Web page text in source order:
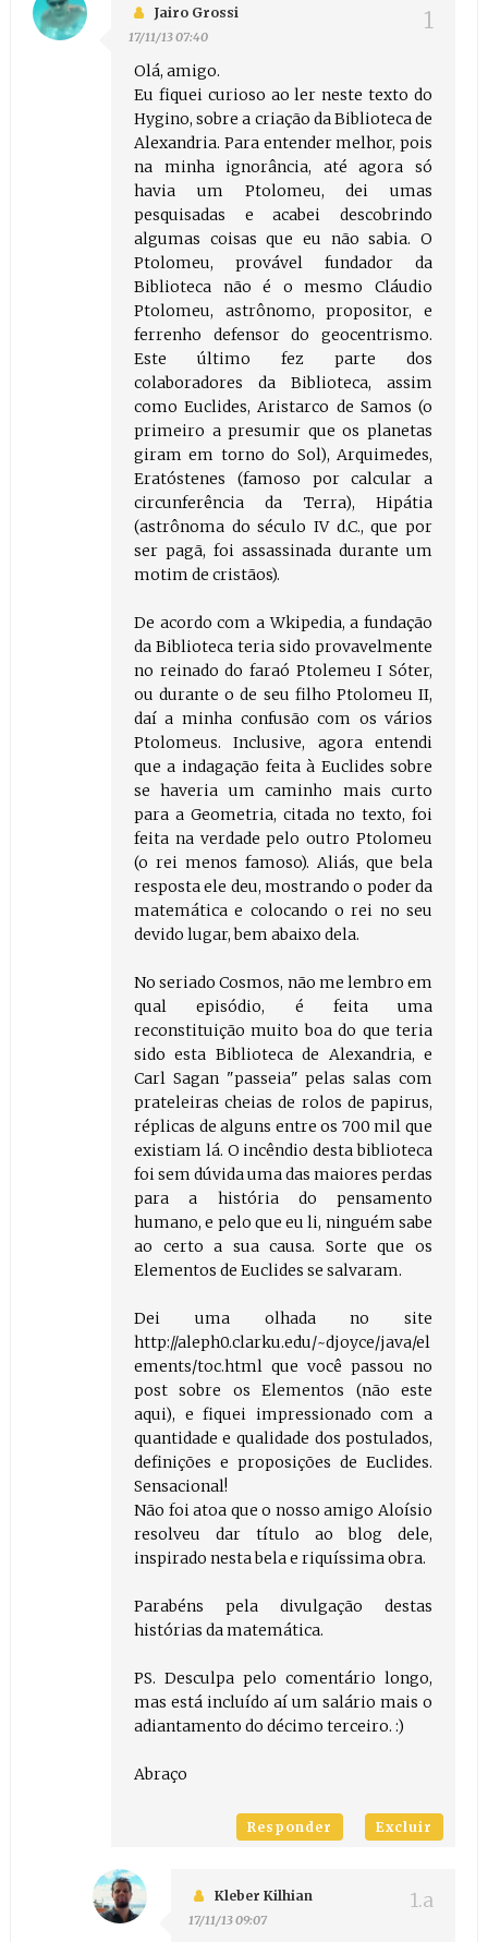
Jairo Grossi
17/11/13 07:40
Olá, amigo.
Eu fiquei curioso ao ler neste texto do
Hygino, sobre a criação da Biblioteca de
Alexandria. Para entender melhor, pois
na minha ignorância, até agora só
havia um Ptolomeu, dei umas
pesquisadas e acabei descobrindo
algumas coisas que eu não sabia. O
Ptolomeu, provável fundador da
Biblioteca não é o mesmo Cláudio
Ptolomeu, astrônomo, propositor, e
ferrenho defensor do geocentrismo.
Este último fez parte dos
colaboradores da Biblioteca, assim
como Euclides, Aristarco de Samos (o
primeiro a presumir que os planetas
giram em torno do Sol), Arquimedes,
Eratóstenes (famoso por calcular a
circunferência da Terra), Hipátia
(astrônoma do século IV d.C., que por
ser pagã, foi assassinada durante um
motim de cristãos).
De acordo com a Wkipedia, a fundação
da Biblioteca teria sido provavelmente
no reinado do faraó Ptolemeu I Sóter,
ou durante o de seu filho Ptolomeu II,
daí a minha confusão com os vários
Ptolomeus. Inclusive, agora entendi
que a indagação feita à Euclides sobre
se haveria um caminho mais curto
para a Geometria, citada no texto, foi
feita na verdade pelo outro Ptolomeu
(o rei menos famoso). Aliás, que bela
resposta ele deu, mostrando o poder da
matemática e colocando o rei no seu
devido lugar, bem abaixo dela.
No seriado Cosmos, não me lembro em
qual episódio, é feita uma
reconstituição muito boa do que teria
sido esta Biblioteca de Alexandria, e
Carl Sagan "passeia" pelas salas com
prateleiras cheias de rolos de papirus,
réplicas de alguns entre os 700 mil que
existiam lá. O incêndio desta biblioteca
foi sem dúvida uma das maiores perdas
para a história do pensamento
humano, e pelo que eu li, ninguém sabe
ao certo a sua causa. Sorte que os
Elementos de Euclides se salvaram.
Dei uma olhada no site
http://aleph0.clarku.edu/~djoyce/java/el
ements/toc.html que você passou no
post sobre os Elementos (não este
aqui), e fiquei impressionado com a
quantidade e qualidade dos postulados,
definições e proposições de Euclides.
Sensacional!
Não foi atoa que o nosso amigo Aloísio
resolveu dar título ao blog dele,
inspirado nesta bela e riquíssima obra.
Parabéns pela divulgação destas
histórias da matemática.
PS. Desculpa pelo comentário longo,
mas está incluído aí um salário mais o
adiantamento do décimo terceiro. :)
Abraço
Responder Excluir
Kleber Kilhian
17/11/13 09:07